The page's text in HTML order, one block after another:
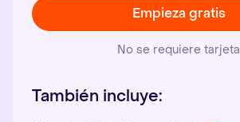
Empieza gratis
No se requiere tarjeta
También incluye: